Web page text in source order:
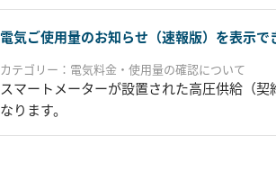
電気ご使用量のお知らせ（速報版）を表示
カテゴリー：電気料金・使用量の確認について
スマートメーターが設置された高圧供給（
なります。